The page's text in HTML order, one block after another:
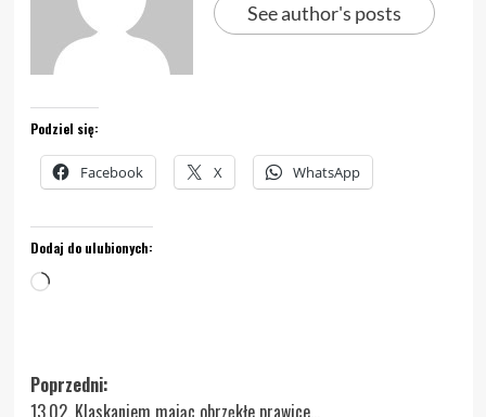
See author's posts
Podziel się:
Facebook X WhatsApp
Dodaj do ulubionych:
Wczytywanie…
Zobacz
Poprzedni: